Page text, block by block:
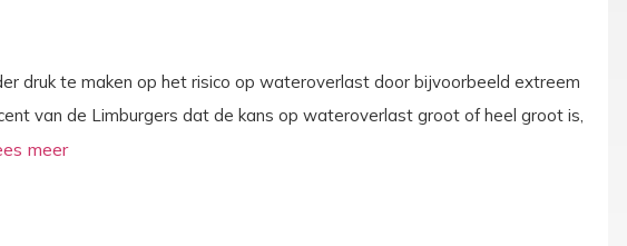
druk te maken op het risico op wateroverlast door bijvoorbeeld extreem
van de Limburgers dat de kans op wateroverlast groot of heel groot is,